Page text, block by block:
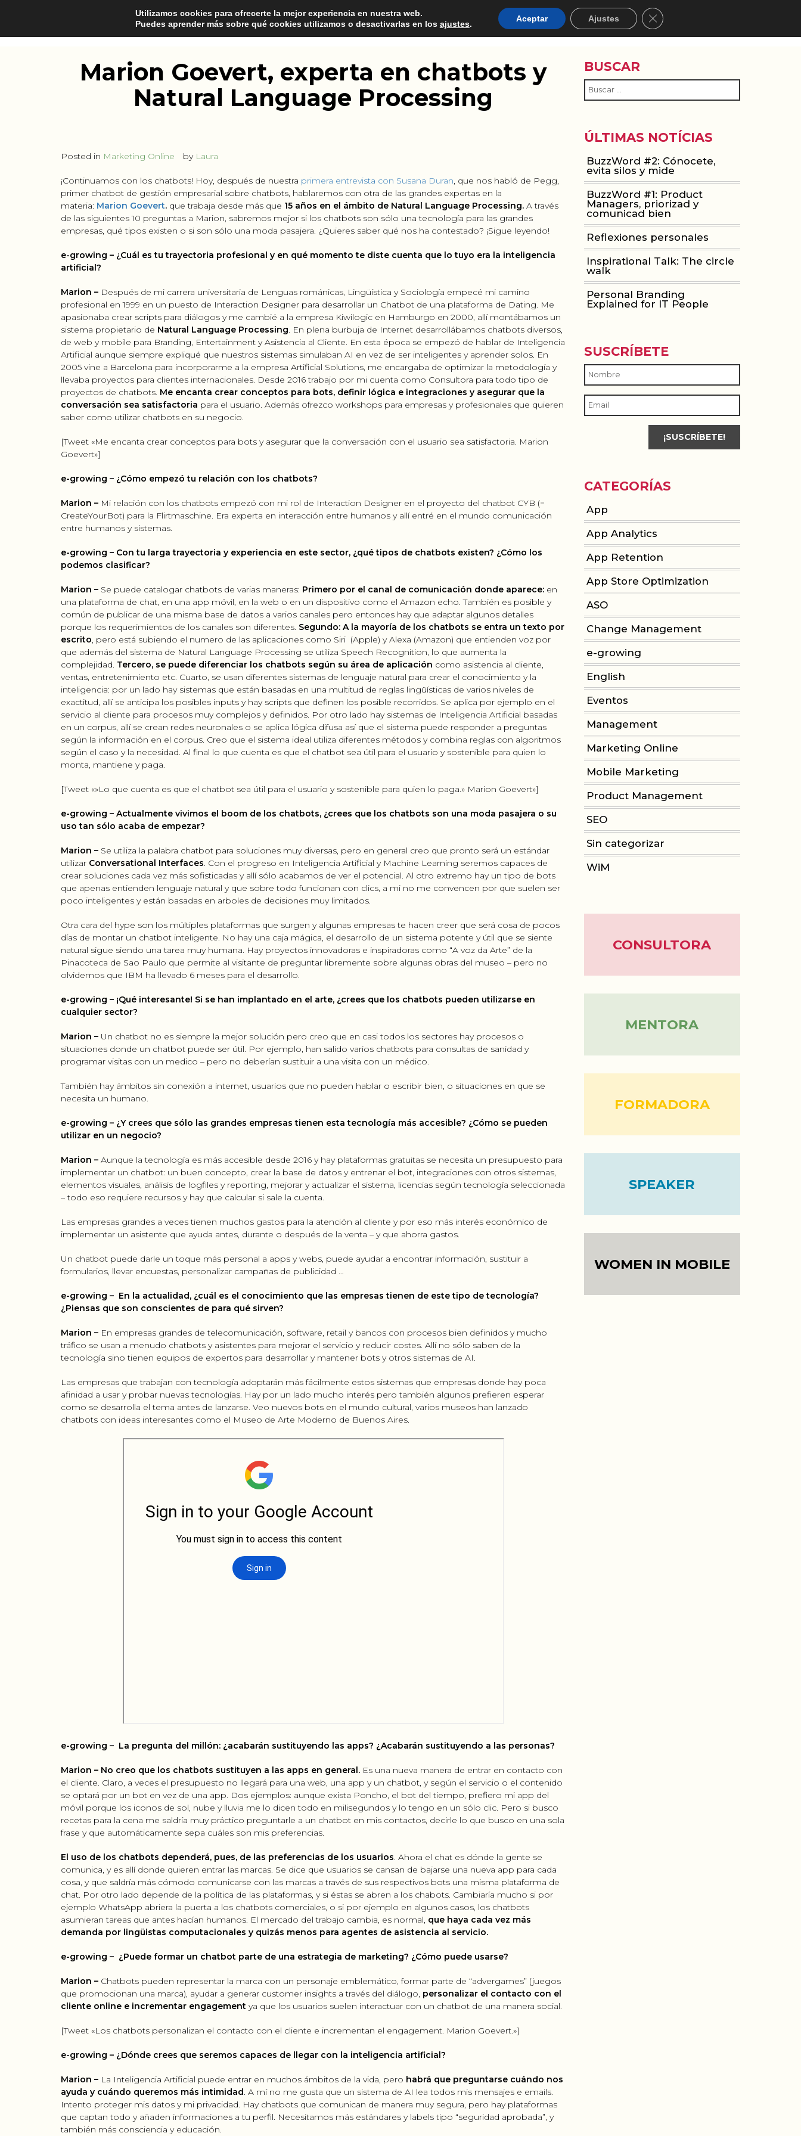
CONSULTORIA PRODUCT MANAGEMENT FORMACIÓN WOMEN IN MOBILE
Marion Goevert, experta en chatbots y
Natural Language Processing
Posted in Marketing Online by Laura
¡Continuamos con los chatbots! Hoy, después de nuestra primera entrevista con Susana Duran, que nos habló de Pegg,
primer chatbot de gestión empresarial sobre chatbots, hablaremos con otra de las grandes expertas en la
materia: Marion Goevert. que trabaja desde más que 15 años en el ámbito de Natural Language Processing. A través
de las siguientes 10 preguntas a Marion, sabremos mejor si los chatbots son sólo una tecnología para las grandes
empresas, qué tipos existen o si son sólo una moda pasajera. ¿Quieres saber qué nos ha contestado? ¡Sigue leyendo!
e-growing – ¿Cuál es tu trayectoria profesional y en qué momento te diste cuenta que lo tuyo era la inteligencia
artificial?
Marion – Después de mi carrera universitaria de Lenguas románicas, Lingüística y Sociología empecé mi camino
profesional en 1999 en un puesto de Interaction Designer para desarrollar un Chatbot de una plataforma de Dating. Me
apasionaba crear scripts para diálogos y me cambié a la empresa Kiwilogic en Hamburgo en 2000, allí montábamos un
sistema propietario de Natural Language Processing. En plena burbuja de Internet desarrollábamos chatbots diversos,
de web y mobile para Branding, Entertainment y Asistencia al Cliente. En esta época se empezó de hablar de Inteligencia
Artificial aunque siempre expliqué que nuestros sistemas simulaban AI en vez de ser inteligentes y aprender solos. En
2005 vine a Barcelona para incorporarme a la empresa Artificial Solutions, me encargaba de optimizar la metodología y
llevaba proyectos para clientes internacionales. Desde 2016 trabajo por mi cuenta como Consultora para todo tipo de
proyectos de chatbots. Me encanta crear conceptos para bots, definir lógica e integraciones y asegurar que la
conversación sea satisfactoria para el usuario. Además ofrezco workshops para empresas y profesionales que quieren
saber como utilizar chatbots en su negocio.
[Tweet «Me encanta crear conceptos para bots y asegurar que la conversación con el usuario sea satisfactoria. Marion
Goevert»]
e-growing – ¿Cómo empezó tu relación con los chatbots?
Marion – Mi relación con los chatbots empezó con mi rol de Interaction Designer en el proyecto del chatbot CYB (=
CreateYourBot) para la Flirtmaschine. Era experta en interacción entre humanos y allí entré en el mundo comunicación
entre humanos y sistemas.
e-growing – Con tu larga trayectoria y experiencia en este sector, ¿qué tipos de chatbots existen? ¿Cómo los
podemos clasificar?
Marion – Se puede catalogar chatbots de varias maneras: Primero por el canal de comunicación donde aparece: en
una plataforma de chat, en una app móvil, en la web o en un dispositivo como el Amazon echo. También es posible y
común de publicar de una misma base de datos a varios canales pero entonces hay que adaptar algunos detalles
porque los requerimientos de los canales son diferentes. Segundo: A la mayoría de los chatbots se entra un texto por
escrito, pero está subiendo el numero de las aplicaciones como Siri (Apple) y Alexa (Amazon) que entienden voz por
que además del sistema de Natural Language Processing se utiliza Speech Recognition, lo que aumenta la
complejidad. Tercero, se puede diferenciar los chatbots según su área de aplicación como asistencia al cliente,
ventas, entretenimiento etc. Cuarto, se usan diferentes sistemas de lenguaje natural para crear el conocimiento y la
inteligencia: por un lado hay sistemas que están basadas en una multitud de reglas lingüísticas de varios niveles de
exactitud, allí se anticipa los posibles inputs y hay scripts que definen los posible recorridos. Se aplica por ejemplo en el
servicio al cliente para procesos muy complejos y definidos. Por otro lado hay sistemas de Inteligencia Artificial basadas
en un corpus, allí se crean redes neuronales o se aplica lógica difusa así que el sistema puede responder a preguntas
según la información en el corpus. Creo que el sistema ideal utiliza diferentes métodos y combina reglas con algoritmos
según el caso y la necesidad. Al final lo que cuenta es que el chatbot sea útil para el usuario y sostenible para quien lo
monta, mantiene y paga.
[Tweet «»Lo que cuenta es que el chatbot sea útil para el usuario y sostenible para quien lo paga.» Marion Goevert»]
e-growing – Actualmente vivimos el boom de los chatbots, ¿crees que los chatbots son una moda pasajera o su
uso tan sólo acaba de empezar?
Marion – Se utiliza la palabra chatbot para soluciones muy diversas, pero en general creo que pronto será un estándar
utilizar Conversational Interfaces. Con el progreso en Inteligencia Artificial y Machine Learning seremos capaces de
crear soluciones cada vez más sofisticadas y allí sólo acabamos de ver el potencial. Al otro extremo hay un tipo de bots
que apenas entienden lenguaje natural y que sobre todo funcionan con clics, a mi no me convencen por que suelen ser
poco inteligentes y están basadas en arboles de decisiones muy limitados.
Otra cara del hype son los múltiples plataformas que surgen y algunas empresas te hacen creer que será cosa de pocos
días de montar un chatbot inteligente. No hay una caja mágica, el desarrollo de un sistema potente y útil que se siente
natural sigue siendo una tarea muy humana. Hay proyectos innovadoras e inspiradoras como “A voz da Arte” de la
Pinacoteca de Sao Paulo que permite al visitante de preguntar libremente sobre algunas obras del museo – pero no
olvidemos que IBM ha llevado 6 meses para el desarrollo.
e-growing – ¡Qué interesante! Si se han implantado en el arte, ¿crees que los chatbots pueden utilizarse en
cualquier sector?
Marion – Un chatbot no es siempre la mejor solución pero creo que en casi todos los sectores hay procesos o
situaciones donde un chatbot puede ser útil. Por ejemplo, han salido varios chatbots para consultas de sanidad y
programar visitas con un medico – pero no deberían sustituir a una visita con un médico.
También hay ámbitos sin conexión a internet, usuarios que no pueden hablar o escribir bien, o situaciones en que se
necesita un humano.
e-growing – ¿Y crees que sólo las grandes empresas tienen esta tecnología más accesible? ¿Cómo se pueden
utilizar en un negocio?
Marion – Aunque la tecnología es más accesible desde 2016 y hay plataformas gratuitas se necesita un presupuesto para
implementar un chatbot: un buen concepto, crear la base de datos y entrenar el bot, integraciones con otros sistemas,
elementos visuales, análisis de logfiles y reporting, mejorar y actualizar el sistema, licencias según tecnología seleccionada
– todo eso requiere recursos y hay que calcular si sale la cuenta.
Las empresas grandes a veces tienen muchos gastos para la atención al cliente y por eso más interés económico de
implementar un asistente que ayuda antes, durante o después de la venta – y que ahorra gastos.
Un chatbot puede darle un toque más personal a apps y webs, puede ayudar a encontrar información, sustituir a
formularios, llevar encuestas, personalizar campañas de publicidad …
e-growing – En la actualidad, ¿cuál es el conocimiento que las empresas tienen de este tipo de tecnología?
¿Piensas que son conscientes de para qué sirven?
Marion – En empresas grandes de telecomunicación, software, retail y bancos con procesos bien definidos y mucho
tráfico se usan a menudo chatbots y asistentes para mejorar el servicio y reducir costes. Allí no sólo saben de la
tecnología sino tienen equipos de expertos para desarrollar y mantener bots y otros sistemas de AI.
Las empresas que trabajan con tecnología adoptarán más fácilmente estos sistemas que empresas donde hay poca
afinidad a usar y probar nuevas tecnologías. Hay por un lado mucho interés pero también algunos prefieren esperar
como se desarrolla el tema antes de lanzarse. Veo nuevos bots en el mundo cultural, varios museos han lanzado
chatbots con ideas interesantes como el Museo de Arte Moderno de Buenos Aires.
e-growing – La pregunta del millón: ¿acabarán sustituyendo las apps? ¿Acabarán sustituyendo a las personas?
Marion – No creo que los chatbots sustituyen a las apps en general. Es una nueva manera de entrar en contacto con
el cliente. Claro, a veces el presupuesto no llegará para una web, una app y un chatbot, y según el servicio o el contenido
se optará por un bot en vez de una app. Dos ejemplos: aunque exista Poncho, el bot del tiempo, prefiero mi app del
móvil porque los iconos de sol, nube y lluvia me lo dicen todo en milisegundos y lo tengo en un sólo clic. Pero si busco
recetas para la cena me saldría muy práctico preguntarle a un chatbot en mis contactos, decirle lo que busco en una sola
frase y que automáticamente sepa cuáles son mis preferencias.
El uso de los chatbots dependerá, pues, de las preferencias de los usuarios. Ahora el chat es dónde la gente se
comunica, y es allí donde quieren entrar las marcas. Se dice que usuarios se cansan de bajarse una nueva app para cada
cosa, y que saldría más cómodo comunicarse con las marcas a través de sus respectivos bots una misma plataforma de
chat. Por otro lado depende de la política de las plataformas, y si éstas se abren a los chabots. Cambiaría mucho si por
ejemplo WhatsApp abriera la puerta a los chatbots comerciales, o si por ejemplo en algunos casos, los chatbots
asumieran tareas que antes hacían humanos. El mercado del trabajo cambia, es normal, que haya cada vez más
demanda por lingüistas computacionales y quizás menos para agentes de asistencia al servicio.
e-growing – ¿Puede formar un chatbot parte de una estrategia de marketing? ¿Cómo puede usarse?
Marion – Chatbots pueden representar la marca con un personaje emblemático, formar parte de “advergames” (juegos
que promocionan una marca), ayudar a generar customer insights a través del diálogo, personalizar el contacto con el
cliente online e incrementar engagement ya que los usuarios suelen interactuar con un chatbot de una manera social.
[Tweet «Los chatbots personalizan el contacto con el cliente e incrementan el engagement. Marion Goevert.»]
e-growing – ¿Dónde crees que seremos capaces de llegar con la inteligencia artificial?
Marion – La Inteligencia Artificial puede entrar en muchos ámbitos de la vida, pero habrá que preguntarse cuándo nos
ayuda y cuándo queremos más intimidad. A mí no me gusta que un sistema de AI lea todos mis mensajes e emails.
Intento proteger mis datos y mi privacidad. Hay chatbots que comunican de manera muy segura, pero hay plataformas
que captan todo y añaden informaciones a tu perfil. Necesitamos más estándares y labels tipo “seguridad aprobada”, y
también más consciencia y educación.
BUSCAR
ÚLTIMAS NOTÍCIAS
BuzzWord #2: Cónocete,
evita silos y mide
BuzzWord #1: Product
Managers, priorizad y
comunicad bien
Reflexiones personales
Inspirational Talk: The circle
walk
Personal Branding
Explained for IT People
SUSCRÍBETE
CATEGORÍAS
App
App Analytics
App Retention
App Store Optimization
ASO
Change Management
e-growing
English
Eventos
Management
Marketing Online
Mobile Marketing
Product Management
SEO
Sin categorizar
WiM
CONSULTORA
MENTORA
FORMADORA
SPEAKER
WOMEN IN MOBILE
Utilizamos cookies para ofrecerte la mejor experiencia en nuestra web.
Puedes aprender más sobre qué cookies utilizamos o desactivarlas en los ajustes.
Aceptar Ajustes Cerrar el banner de cookies RGPD